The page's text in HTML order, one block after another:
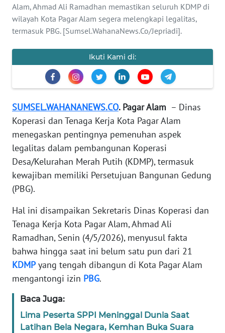
Alam, Ahmad Ali Ramadhan memastikan seluruh KDMP di
wilayah Kota Pagar Alam segera melengkapi legalitas,
termasuk PBG. [Sumsel.WahanaNews.Co/Jepriadi].
Ikuti Kami di:
SUMSEL.WAHANANEWS.CO. Pagar Alam – Dinas
Koperasi dan Tenaga Kerja Kota Pagar Alam
menegaskan pentingnya pemenuhan aspek
legalitas dalam pembangunan Koperasi
Desa/Kelurahan Merah Putih (KDMP), termasuk
kewajiban memiliki Persetujuan Bangunan Gedung
(PBG).
Hal ini disampaikan Sekretaris Dinas Koperasi dan
Tenaga Kerja Kota Pagar Alam, Ahmad Ali
Ramadhan, Senin (4/5/2026), menyusul fakta
bahwa hingga saat ini belum satu pun dari 21
KDMPyang tengah dibangun di Kota Pagar Alam
mengantongi izin PBG.
Baca Juga:
Lima Peserta SPPI Meninggal Dunia Saat
Latihan Bela Negara, Kemhan Buka Suara
REDAKSI
DISCLAIMER
News
Regional
WN
SUMUT
WN
JAKARTA
WN
JABAR
WN
BANTEN
NTT
WN